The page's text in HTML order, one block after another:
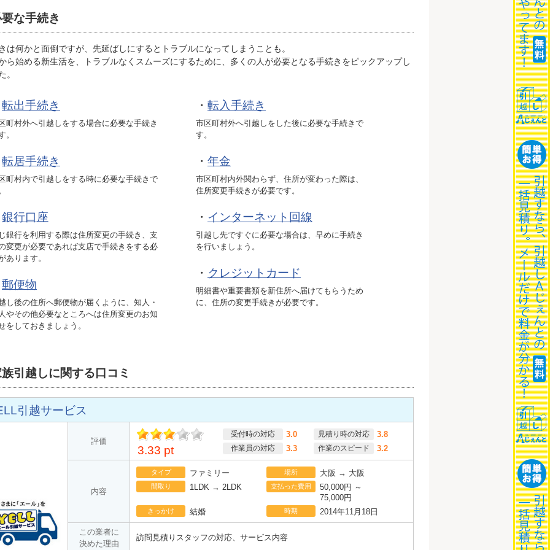
な手続き
は何かと面倒ですが、先延ばしにするとトラブルになってしまうことも。
ら始める新生活を、トラブルなくスムーズにするために、多くの人が必要となる手続きをピックアップし
。
転出手続き
町村外へ引越しをする場合に必要な手続き
。
転居手続き
町村内で引越しをする時に必要な手続きで
銀行口座
銀行を利用する際は住所変更の手続き、支
変更が必要であれば支店で手続きをする必
あります。
郵便物
し後の住所へ郵便物が届くように、知人・
やその他必要なところへは住所変更のお知
をしておきましょう。
・ 転入手続き
市区町村外へ引越しをした後に必要な手続きで
す。
・ 年金
市区町村内外関わらず、住所が変わった際は、
住所変更手続きが必要です。
・ インターネット回線
引越し先ですぐに必要な場合は、早めに手続き
を行いましょう。
・ クレジットカード
明細書や重要書類を新住所へ届けてもらうため
に、住所の変更手続きが必要です。
引越しに関する口コミ
引越サービス
評価
ポ
イント
3.33 pt
受付時の対応 3.0 見積り時の対応 3.8
作業員の対応 3.3 作業のスピード 3.2
内容
タイプ ファミリー 場所 大阪 → 大阪
間取り 1LDK → 2LDK 支払った費用
50,000円 ～
75,000円
きっかけ 結婚 時期 2014年11月18日
この業者に
決めた理由
訪問見積りスタッフの対応、サービス内容